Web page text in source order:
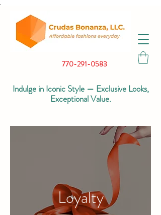
770-291-0583
Indulge in Iconic Style — Exclusive Looks,
Exceptional Value.
Loyalty